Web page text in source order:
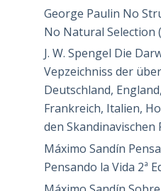
George Paulin No
No Natural Selection
J. W. Spengel Die
Vepzeichniss der
Deutschland,
Frankreich, Italien,
den Skandinavischen
Máximo Sandín
Pensando la Vida 2ª